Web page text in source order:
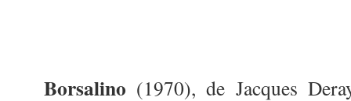
Borsalino (1970), de Jacques